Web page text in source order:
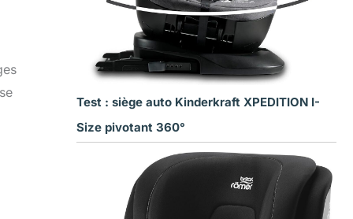
Test : siège auto Kinderkraft XPEDITION I-
Size pivotant 360°